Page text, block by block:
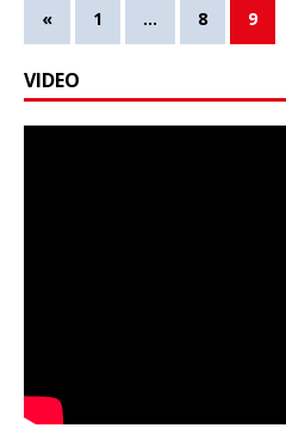
« 1 … 8 9
VIDEO